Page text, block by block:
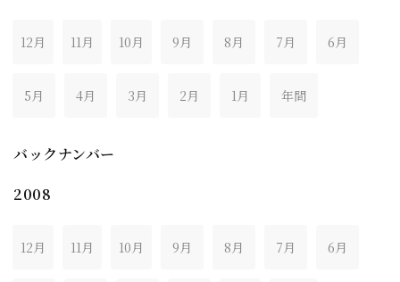
12月 11月 10月 9月 8月 7月 6月
5月 4月 3月 2月 1月 年間
バックナンバー
2008
12月 11月 10月 9月 8月 7月 6月